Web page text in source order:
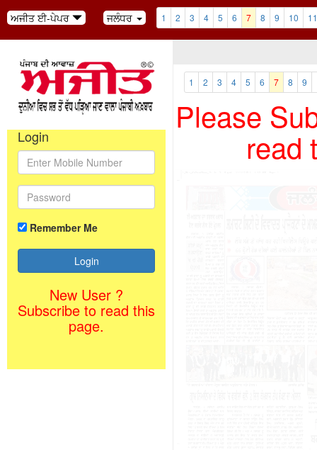
ਅਜੀਤ ਈ-ਪੇਪਰ ਜਲੰਧਰ 1 2 3 4 5 6 7 8 9 10 11
Login
Remember Me
New User ?
Subscribe to read this
page.
1 2 3 4 5 6 7 8 9
Please
read